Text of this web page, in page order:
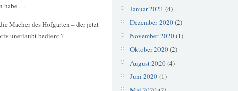
habe …
Macher des Hofgarten – der jetzt
unerlaubt bedient ?
Januar 2021 (4)
Dezember 2020(2)
November 2020(1)
Oktober 2020(2)
August 2020(4)
Juni 2020(1)